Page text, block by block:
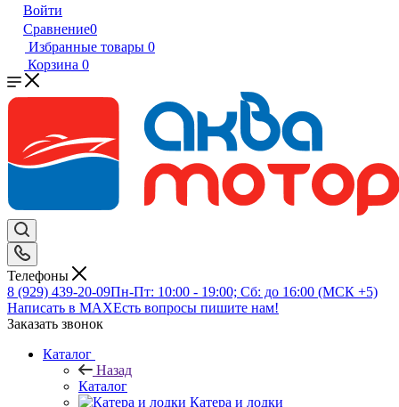
Войти
Сравнение0
Избранные товары 0
Корзина 0
Телефоны
8 (929) 439-20-09Пн-Пт: 10:00 - 19:00; Сб: до 16:00 (МСК +5)
Написать в MAXЕсть вопросы пишите нам!
Заказать звонок
Каталог
Назад
Каталог
Катера и лодки